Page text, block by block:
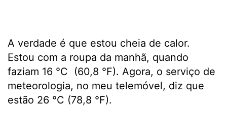
A verdade é que estou cheia de calor.
Estou com a roupa da manhã, quando
faziam 16 °C (60,8 °F). Agora, o serviço de
meteorologia, no meu telemóvel, diz que
estão 26 °C (78,8 °F).